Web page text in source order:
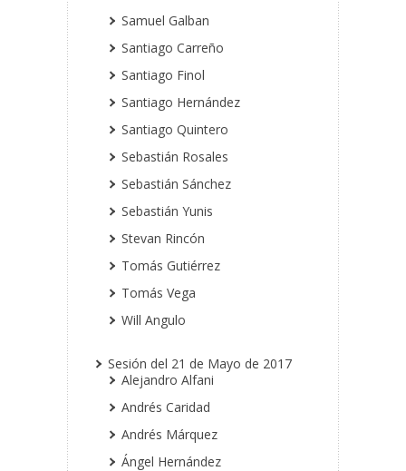
Samuel Galban
Santiago Carreño
Santiago Finol
Santiago Hernández
Santiago Quintero
Sebastián Rosales
Sebastián Sánchez
Sebastián Yunis
Stevan Rincón
Tomás Gutiérrez
Tomás Vega
Will Angulo
Sesión del 21 de Mayo de 2017
Alejandro Alfani
Andrés Caridad
Andrés Márquez
Ángel Hernández